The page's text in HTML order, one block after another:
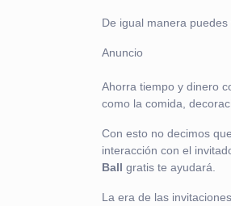
De igual manera
Anuncio
Ahorra tiempo y dinero
como la comida,
Con esto no decimos
interacción con el
Ball gratis te ayudará.
La era de las